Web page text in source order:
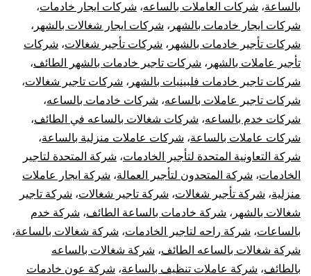
بالساعة، شركات العاملات بالساعه، شركات ايجار خادمات،
شركات ايجار خادمات بالشهر ، شركات ايجار شغالات بالشهر ،
شركات تأجير خادمات بالشهر ، شركات تأجير شغالات، شركات
تأجير عاملات بالشهر ، شركات تاجير خادمات بالشهر الطائف،
شركات تاجير خادمات فلبينيات بالشهر ، شركات تاجير شغالات،
شركات تاجير عاملات بالساعه، شركات خادمات بالساعه،
شركات خدم بالساعه، شركات شغالات بالساعه في الطائف،
شركات عاملات بالساعة، شركات عاملات منزلية بالساعة،
شركة التعاونية المتحدة لتأجير الخادمات، شركة المتحدة لتاجير
الخادمات، شركة المتحدون لتأجير العمالة، شركة ايجار عاملات
منزلية، شركة تأجير شغالات، شركة تاجير شغالات، شركة تاجير
شغالات بالشهر ، شركة خادمات بالساعة الطائف، شركة خدم
بالساعات، شركة راحه لتاجير الخادمات، شركة شغالات بالساعة،
شركة شغالات بالساعه الطائف، شركة شغالات بالساعه
بالطائف، شركة عاملات تنظيف بالساعة، شركة عون خادمات